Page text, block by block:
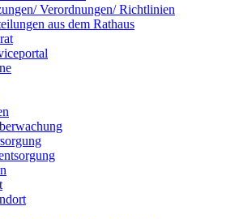
Verordnungen/ Richtlinien
aus dem Rathaus